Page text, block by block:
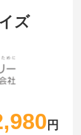
ズ
円